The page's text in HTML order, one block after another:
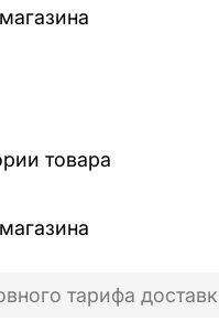
товара
тарифа